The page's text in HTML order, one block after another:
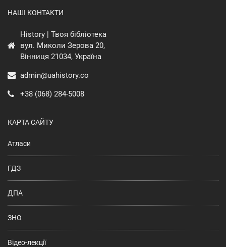
НАШІ КОНТАКТИ
History | Твоя бібліотека
вул. Миколи Зерова 20,
Вінниця 21034, Україна
admin@uahistory.co
+38 (068) 284-5008
КАРТА САЙТУ
Атласи
ГДЗ
ДПА
ЗНО
Відео-лекції